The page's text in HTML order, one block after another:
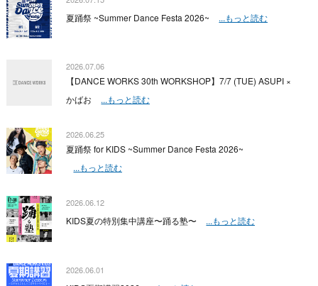
夏踊祭 ~Summer Dance Festa 2026~ ...もっと読む
2026.07.06
【DANCE WORKS 30th WORKSHOP】7/7 (TUE) ASUPI ×
かばお
...もっと読む
2026.06.25
夏踊祭 for KIDS ~Summer Dance Festa 2026~
...もっと読む
2026.06.12
KIDS夏の特別集中講座〜踊る塾〜 ...もっと読む
2026.06.01